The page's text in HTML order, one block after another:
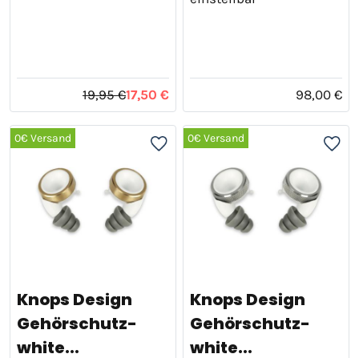
19,95 €17,50 € 98,00 €
0€ Versand
Knops Design
Gehörschutz-
white...
0€ Versand
Knops Design
Gehörschutz-
white...